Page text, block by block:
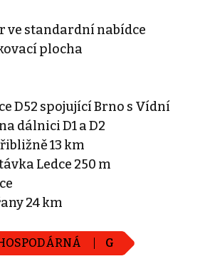
ve standardní nabídce
plocha
D52 spojující Brno s Vídní
dálnici D1 a D2
13 km
Ledce 250 m
24 km
G